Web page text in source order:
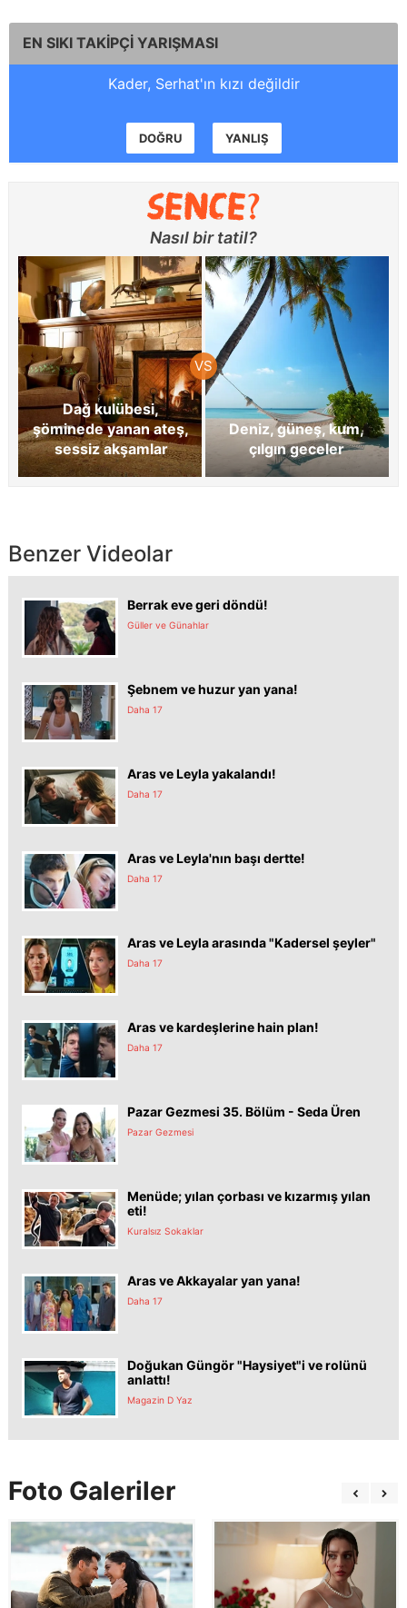
EN SIKI TAKİPÇİ YARIŞMASI
Kader, Serhat'ın kızı değildir
DOĞRU YANLIŞ
Nasıl bir tatil?
Dağ kulübesi,
şöminede yanan ateş,
sessiz akşamlar
Deniz, güneş, kum,
çılgın geceler
Benzer Videolar
Berrak eve geri döndü!
Güller ve Günahlar
Şebnem ve huzur yan yana!
Daha 17
Aras ve Leyla yakalandı!
Daha 17
Aras ve Leyla'nın başı dertte!
Daha 17
Aras ve Leyla arasında "Kadersel şeyler"
Daha 17
Aras ve kardeşlerine hain plan!
Daha 17
Pazar Gezmesi 35. Bölüm - Seda Üren
Pazar Gezmesi
Menüde; yılan çorbası ve kızarmış yılan
eti!
Kuralsız Sokaklar
Aras ve Akkayalar yan yana!
Daha 17
Doğukan Güngör "Haysiyet"i ve rolünü
anlattı!
Magazin D Yaz
Foto Galeriler